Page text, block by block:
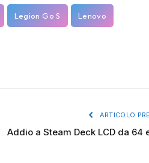
Legion Go S Lenovo
ARTICOLO
Addio a Steam Deck LCD da 64